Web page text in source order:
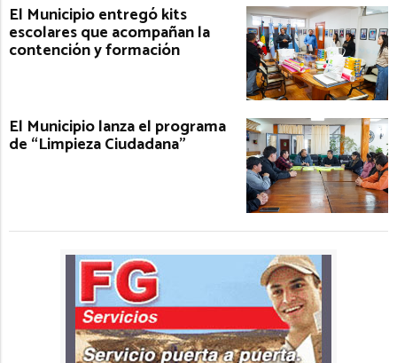
El Municipio entregó kits
escolares que acompañan la
contención y formación
El Municipio lanza el programa
de “Limpieza Ciudadana”